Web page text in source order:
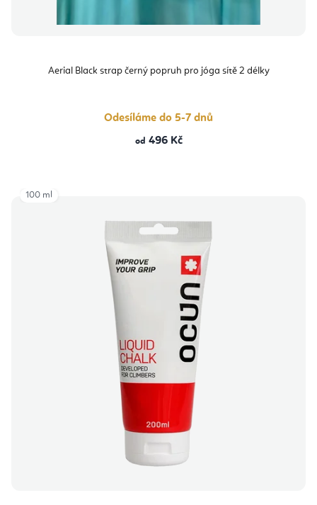
Aerial Black strap černý popruh pro jóga sítě 2 délky
Odesíláme do 5-7 dnů
od 496 Kč
100 ml